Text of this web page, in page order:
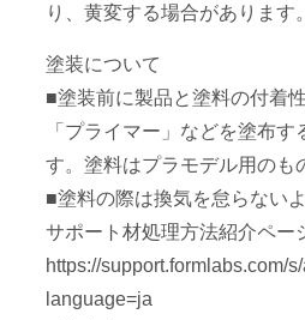
り、黄変する場合があります。
塗装について
■塗装前に製品と塗料の付着
「プライマー」などを塗布す
す。塗料はプラモデル用のも
■塗料の際は換気を怠らない
サポート材処理方法紹介ペー
https://support.formlabs.com/
language=ja